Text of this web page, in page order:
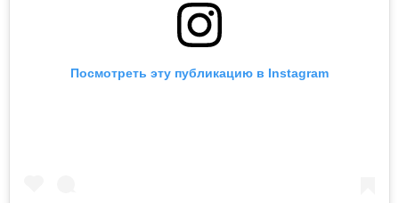
Посмотреть эту публикацию в Instagram